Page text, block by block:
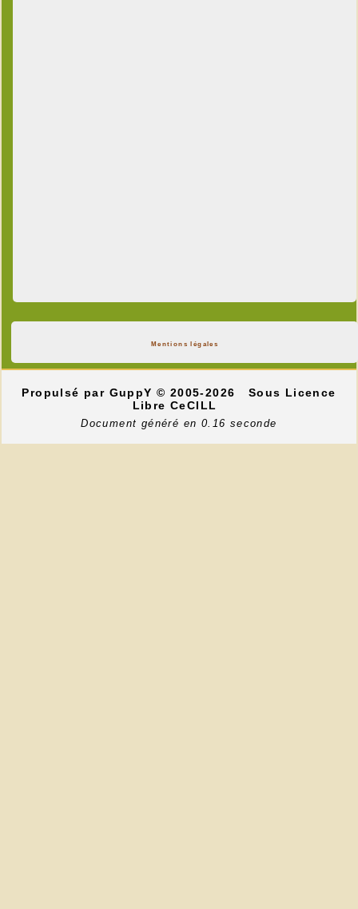
Mentions légales
Propulsé par GuppY© 2005-2026
Sous Licence
Libre CeCILL
Document généré en 0.16 seconde